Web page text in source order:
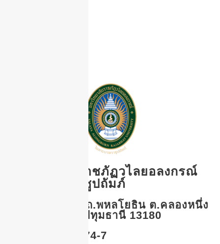
มหาวิทยาลัยราชภัฏวไลยอลงกรณ์
ในพระบรมราชูปถัมภ์
เลขที่ 1 หมู่ที่ 20 ถ.พหลโยธิน ต.คลองหนึ่ง
อ.คลองหลวง จ.ปทุมธานี 13180​
Tel : 0-2529-0674-7